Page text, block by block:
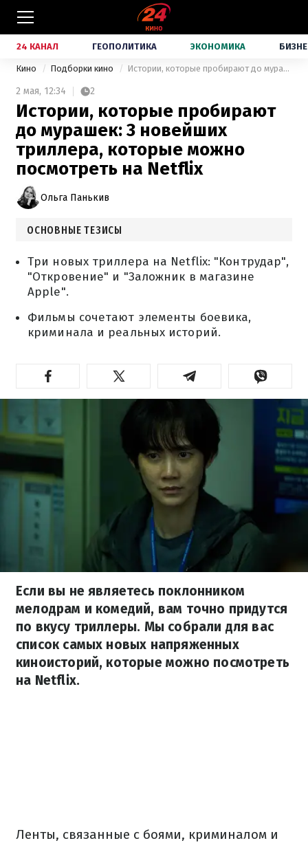
24 КАНАЛ ГЕОПОЛИТИКА ЭКОНОМИКА
Кино Подборки кино Истории, которые пробирают до мурашек: 3 новейших триллера, которые можно посмотреть на Netflix
2 мая, 12:34 2
Истории, которые пробирают
до мурашек: 3 новейших
триллера, которые можно
посмотреть на Netflix
Ольга Панькив
ОСНОВНЫЕ ТЕЗИСЫ
Три новых триллера на Netflix: "Контрудар",
"Откровение" и "Заложник в магазине
Apple".
Фильмы сочетают элементы боевика,
криминала и реальных историй.
Если вы не являетесь поклонником
мелодрам и комедий, вам точно придутся
по вкусу триллеры. Мы собрали для вас
список самых новых напряженных
киноисторий, которые можно посмотреть
на Netflix.
Ленты, связанные с боями, криминалом и